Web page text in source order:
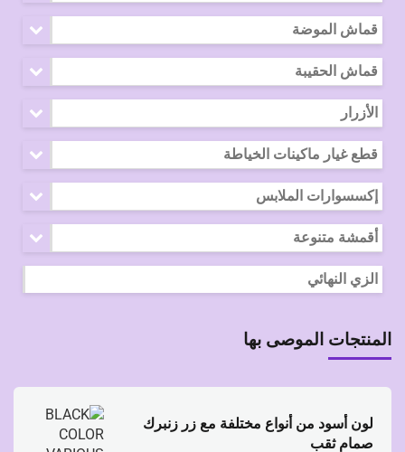
قماش الموضة
قماش الحقيبة
الأزرار
قطع غيار ماكينات الخياطة
إكسسوارات الملابس
أقمشة متنوعة
الزي النهائي
المنتجات الموصى بها
لون أسود من أنواع مختلفة مع زر زنبرك
صمام ثقب